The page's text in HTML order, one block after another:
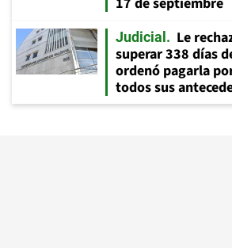
Judicial
Le
superar 338 días
ordenó pagarla
todos sus